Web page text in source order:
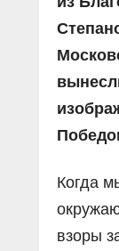
Когда
взоры